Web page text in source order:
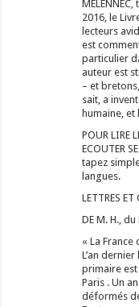
2016, le
lecteurs
est
particulier
auteur est
– et
sait, a
humaine, et
POUR LIRE
ECOUTER
tapez
langues.
LETTRES ET
DE M. H.,
« La France
L’an
primaire
Paris . Un
déformés